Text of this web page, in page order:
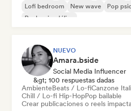
Lofi bedroom
New wave
Pop
Rock psicodélico
NUEVO
Amara.bside
Social Media Influencer
&gt; 100 respuestas dadas
AmbienteBeats / Lo-fiCanzone
Chill / Lo-fi Hip-HopPop bailable
Crear publicaciones o reels